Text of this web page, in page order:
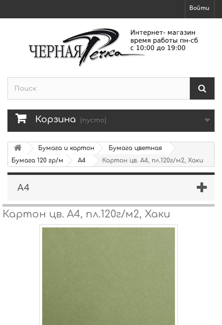
Войти
Корзина (пусто)
Бумага и картон
Бумага цветная
Бумага 120 гр/м
A4 Картон цв. А4, пл.120г/м2, Хаки
A4
Картон цв. А4, пл.120г/м2, Хаки